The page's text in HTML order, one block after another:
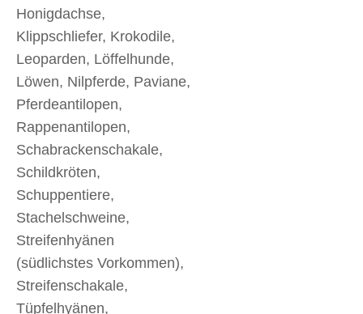
Honigdachse,
Klippschliefer, Krokodile,
Leoparden, Löffelhunde,
Löwen, Nilpferde, Paviane,
Pferdeantilopen,
Rappenantilopen,
Schabrackenschakale,
Schildkröten,
Schuppentiere,
Stachelschweine,
Streifenhyänen
(südlichstes Vorkommen),
Streifenschakale,
Tüpfelhyänen,